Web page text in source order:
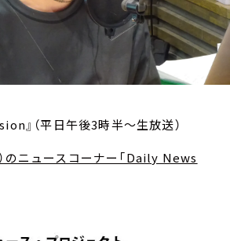
』（平日午後3時半～生放送）
のニュースコーナー「Daily News